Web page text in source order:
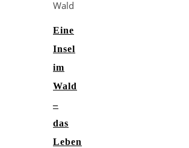
Eine
Insel
im
Wald
–
das
Leben